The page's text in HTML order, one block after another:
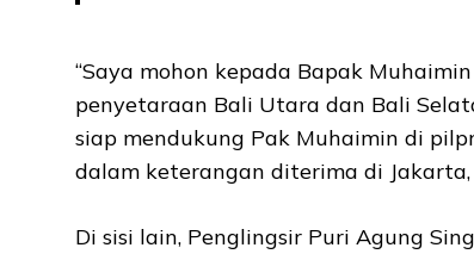
“Saya mohon kepada Bapak
penyetaraan Bali Utara dan Bali
siap mendukung Pak Muhaimin di
dalam keterangan diterima di
Di sisi lain, Penglingsir Puri Agung